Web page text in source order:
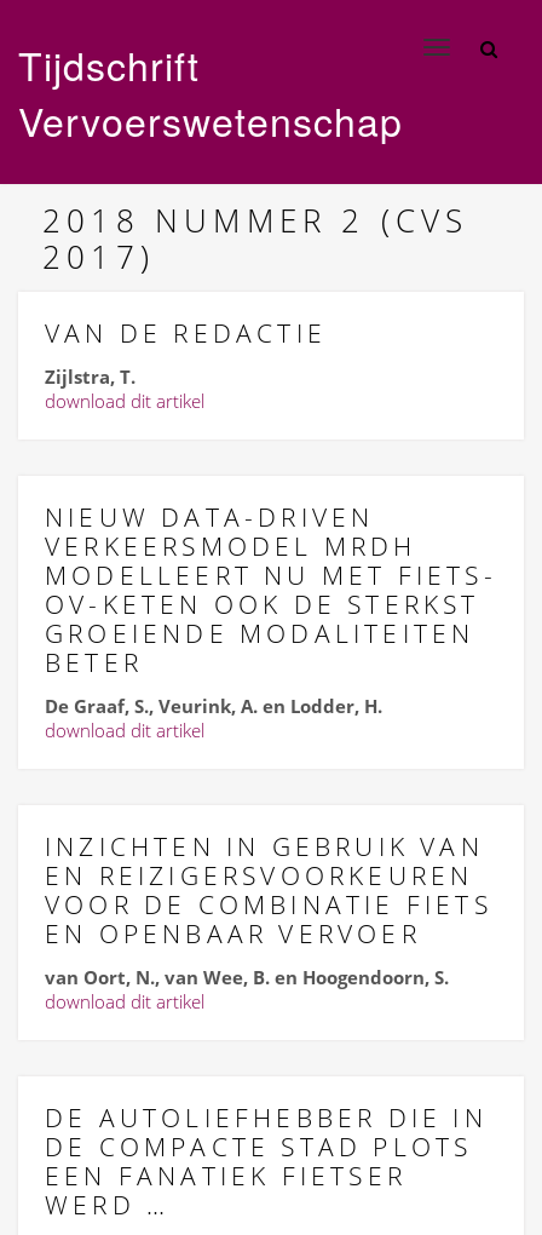
Toggle
Tijdschrift
Vervoerswetenschap
2018 NUMMER 2 (CVS
2017)
VAN DE REDACTIE
Zijlstra, T.
download dit artikel
NIEUW DATA-DRIVEN
VERKEERSMODEL MRDH
MODELLEERT NU MET FIETS-
OV-KETEN OOK DE STERKST
GROEIENDE MODALITEITEN
BETER
De Graaf, S., Veurink, A. en Lodder, H.
download dit artikel
INZICHTEN IN GEBRUIK VAN
EN REIZIGERSVOORKEUREN
VOOR DE COMBINATIE FIETS
EN OPENBAAR VERVOER
van Oort, N., van Wee, B. en Hoogendoorn, S.
download dit artikel
DE AUTOLIEFHEBBER DIE IN
DE COMPACTE STAD PLOTS
EEN FANATIEK FIETSER
WERD …